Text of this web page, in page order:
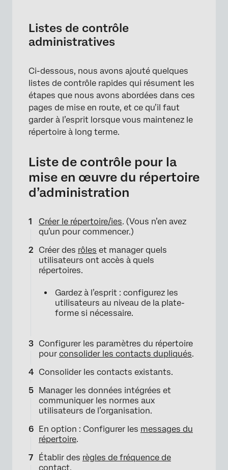
Listes de contrôle
administratives
Ci-dessous, nous avons ajouté quelques
listes de contrôle rapides qui résument les
étapes que nous avons abordées dans ces
pages de mise en route, et ce qu’il faut
garder à l’esprit lorsque vous maintenez le
répertoire à long terme.
Liste de contrôle pour la
mise en œuvre du répertoire
d’administration
Créer le répertoire/ies. (Vous n’en avez
qu’un pour commencer.)
Créer des rôles et manager quels
utilisateurs ont accès à quels
répertoires.
Gardez à l’esprit : configurez les
utilisateurs au niveau de la plate-
forme si nécessaire.
Configurer les paramètres du répertoire
pour consolider les contacts dupliqués.
Consolider les contacts existants.
Manager les données intégrées et
communiquer les normes aux
utilisateurs de l’organisation.
En option : Configurer les messages du
répertoire.
Établir des règles de fréquence de
contact.